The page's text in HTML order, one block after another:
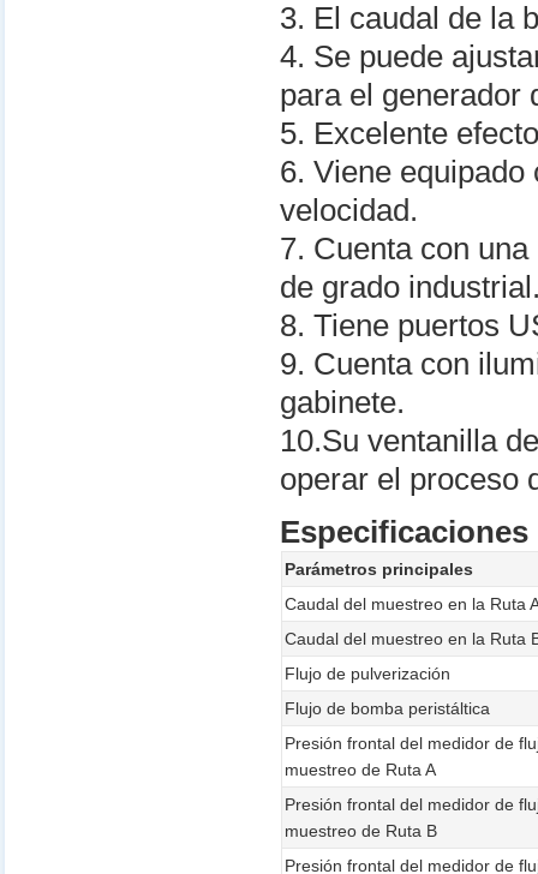
3. El caudal de la
4. Se puede
para el generador
5. Excelente
6. Viene
velocidad.
7. Cuenta con
de grado
8. Tiene puertos
9. Cuenta con
gabinete.
10.Su ventanilla
operar el proceso
Especificaciones
Parámetros principales
Caudal del muestreo en la Ruta
Caudal del muestreo en la Ruta
Flujo de pulverización
Flujo de bomba peristáltica
Presión frontal del medidor de
muestreo de Ruta A
Presión frontal del medidor de
muestreo de Ruta B
Presión frontal del medidor de